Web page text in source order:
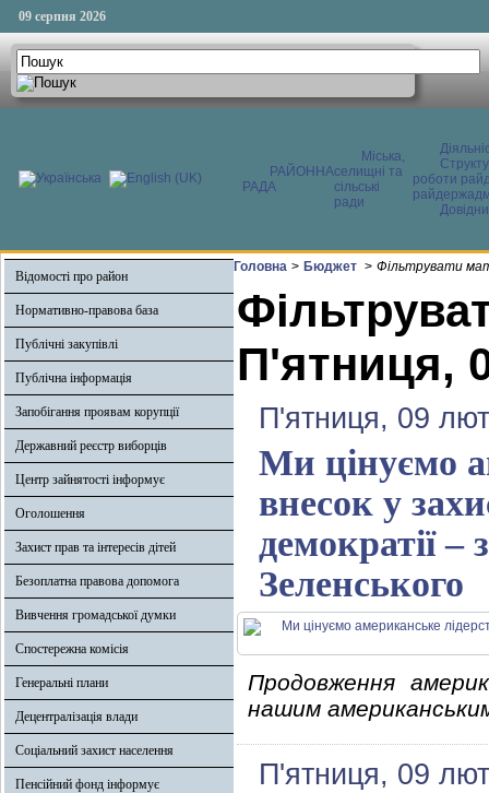
09 серпня 2026
РАЙОННА
РАДА
Міська,
селищні та
сільські
ради
роботи
Відомості про район
Нормативно-правова база
Публічні закупівлі
Публічна інформація
Запобігання проявам корупції
Державний реєстр виборців
Центр зайнятості інформує
Оголошення
Захист прав та інтересів дітей
Безоплатна правова допомога
Вивчення громадської думки
Спостережна комісія
Генеральні плани
Децентралізація влади
Соціальний захист населення
Пенсійний фонд інформує
Головна > Бюджет > Фільтрувати
П'ятниця,
П'ятниця, 09
Ми цінуємо
внесок у
демократії
Зеленського
Продовження
нашим
П'ятниця, 09